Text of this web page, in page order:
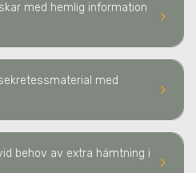
keyboard_arrow_right
med hemlig information
keyboard_arrow_right
med
keyboard_arrow_right
behov av extra hämtning i